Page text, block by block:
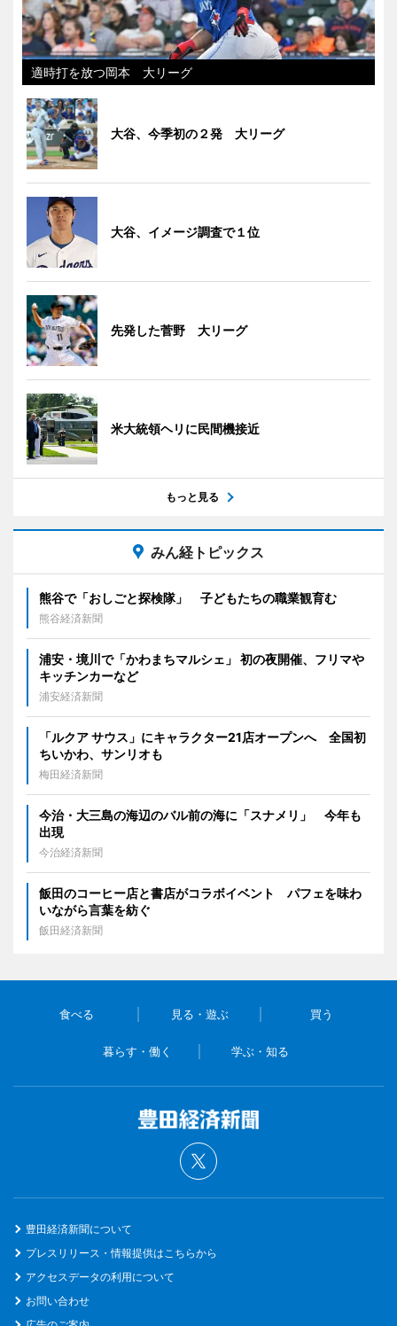
適時打を放つ岡本 大リーグ
大谷、今季初の２発 大リーグ
大谷、イメージ調査で１位
先発した菅野 大リーグ
米大統領ヘリに民間機接近
もっと見る
みん経トピックス
熊谷で「おしごと探検隊」 子どもたちの職業観育む
熊谷経済新聞
浦安・境川で「かわまちマルシェ」 初の夜開催、フリマや
キッチンカーなど
浦安経済新聞
「ルクア サウス」にキャラクター21店オープンへ 全国初
ちいかわ、サンリオも
梅田経済新聞
今治・大三島の海辺のバル前の海に「スナメリ」 今年も
出現
今治経済新聞
飯田のコーヒー店と書店がコラボイベント パフェを味わ
いながら言葉を紡ぐ
飯田経済新聞
食べる 見る・遊ぶ 買う
暮らす・働く 学ぶ・知る
豊田経済新聞について
プレスリリース・情報提供はこちらから
アクセスデータの利用について
お問い合わせ